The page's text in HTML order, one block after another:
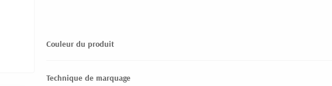
Couleur du produit
Technique de marquage